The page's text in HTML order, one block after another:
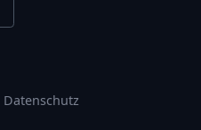
Datenschutz